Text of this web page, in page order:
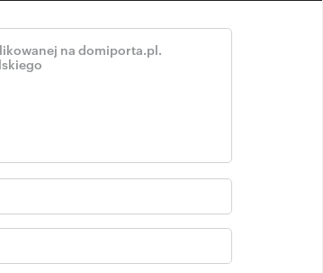
Kodeksu Cywilnego. Treść ma charakter